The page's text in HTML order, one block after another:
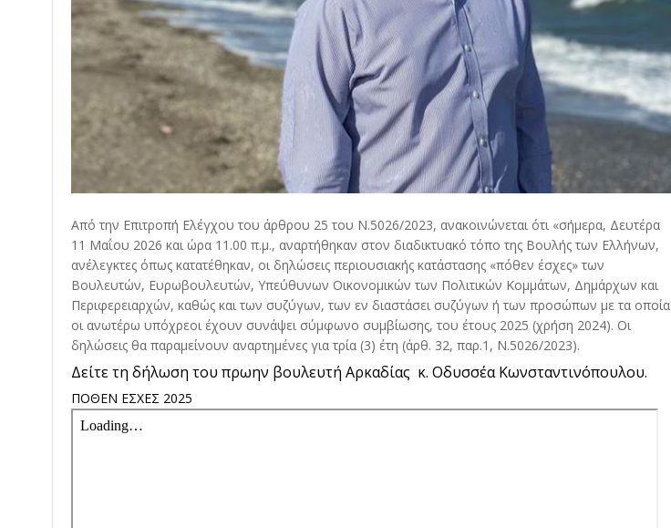
Από την Επιτροπή Ελέγχου του άρθρου 25 του Ν.5026/2023, ανακοινώνεται ότι «σήμερα, Δευτέρα
11 Μαΐου 2026 και ώρα 11.00 π.μ., αναρτήθηκαν στον διαδικτυακό τόπο της Βουλής των Ελλήνων,
ανέλεγκτες όπως κατατέθηκαν, οι δηλώσεις περιουσιακής κατάστασης «πόθεν έσχες» των
Βουλευτών, Ευρωβουλευτών, Υπεύθυνων Οικονομικών των Πολιτικών Κομμάτων, Δημάρχων και
Περιφερειαρχών, καθώς και των συζύγων, των εν διαστάσει συζύγων ή των προσώπων με τα οποία
οι ανωτέρω υπόχρεοι έχουν συνάψει σύμφωνο συμβίωσης, του έτους 2025 (χρήση 2024). Οι
δηλώσεις θα παραμείνουν αναρτημένες για τρία (3) έτη (άρθ. 32, παρ.1, Ν.5026/2023).
Δείτε τη δήλωση του πρωην βουλευτή Αρκαδίας κ. Οδυσσέα Κωνσταντινόπουλου.
ΠΟΘΕΝ ΕΣΧΕΣ 2025